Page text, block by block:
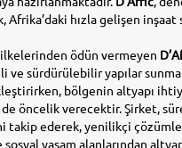
hızla gelişen inşaat
ödün vermeyen
ve sürdürülebilir yapılar
bölgenin altyapı
de öncelik verecektir. Şirket,
takip ederek, yenilikçi
yaşam alanlarından